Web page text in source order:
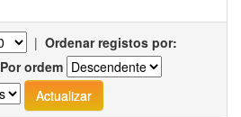
| Ordenar registos por:
Por ordem